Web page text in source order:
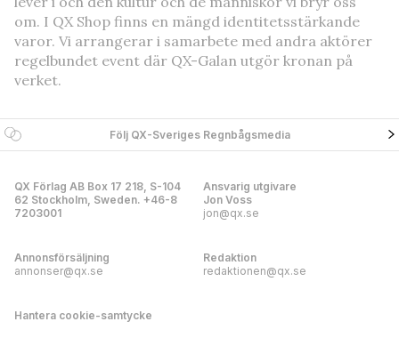
om. I QX Shop finns en mängd identitetsstärkande
varor. Vi arrangerar i samarbete med andra aktörer
regelbundet event där QX-Galan utgör kronan på
verket.
Följ QX-Sveriges Regnbågsmedia
QX Förlag AB Box 17 218, S-104
62 Stockholm, Sweden. +46-8
7203001
Ansvarig utgivare
Jon Voss
jon@qx.se
Annonsförsäljning
annonser@qx.se
Redaktion
redaktionen@qx.se
Hantera cookie-samtycke